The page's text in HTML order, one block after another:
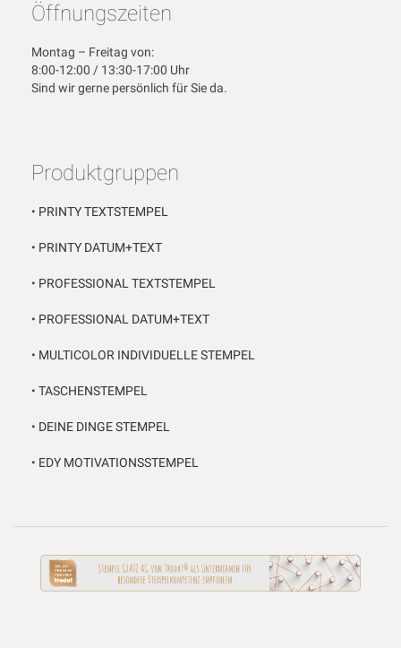
Öffnungszeiten
Montag – Freitag von:
8:00-12:00 / 13:30-17:00 Uhr
Sind wir gerne persönlich für Sie da.
Produktgruppen
• PRINTY TEXTSTEMPEL
• PRINTY DATUM+TEXT
• PROFESSIONAL TEXTSTEMPEL
• PROFESSIONAL DATUM+TEXT
• MULTICOLOR INDIVIDUELLE STEMPEL
• TASCHENSTEMPEL
• DEINE DINGE STEMPEL
• EDY MOTIVATIONSSTEMPEL